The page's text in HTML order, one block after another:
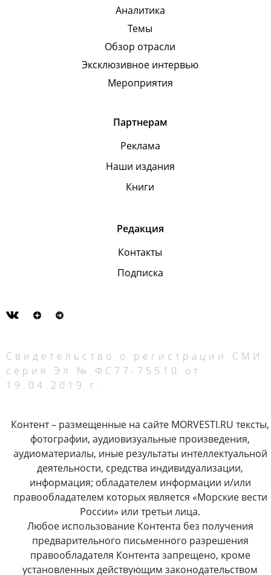
Аналитика
Темы
Обзор отрасли
Эксклюзивное интервью
Мероприятия
Партнерам
Реклама
Наши издания
Книги
Редакция
Контакты
Подписка
Свидетельство о регистрации СМИ
серия Эл № ФС77-75510 от
19.04.2019 г.
Контент – размещенные на сайте MORVESTI.RU тексты,
фотографии, аудиовизуальные произведения,
аудиоматериалы, иные результаты интеллектуальной
деятельности, средства индивидуализации,
информация; обладателем информации и/или
правообладателем которых является «Морские вести
России» или третьи лица.
Любое использование Контента без получения
предварительного письменного разрешения
правообладателя Контента запрещено, кроме
установленных действующим законодательством